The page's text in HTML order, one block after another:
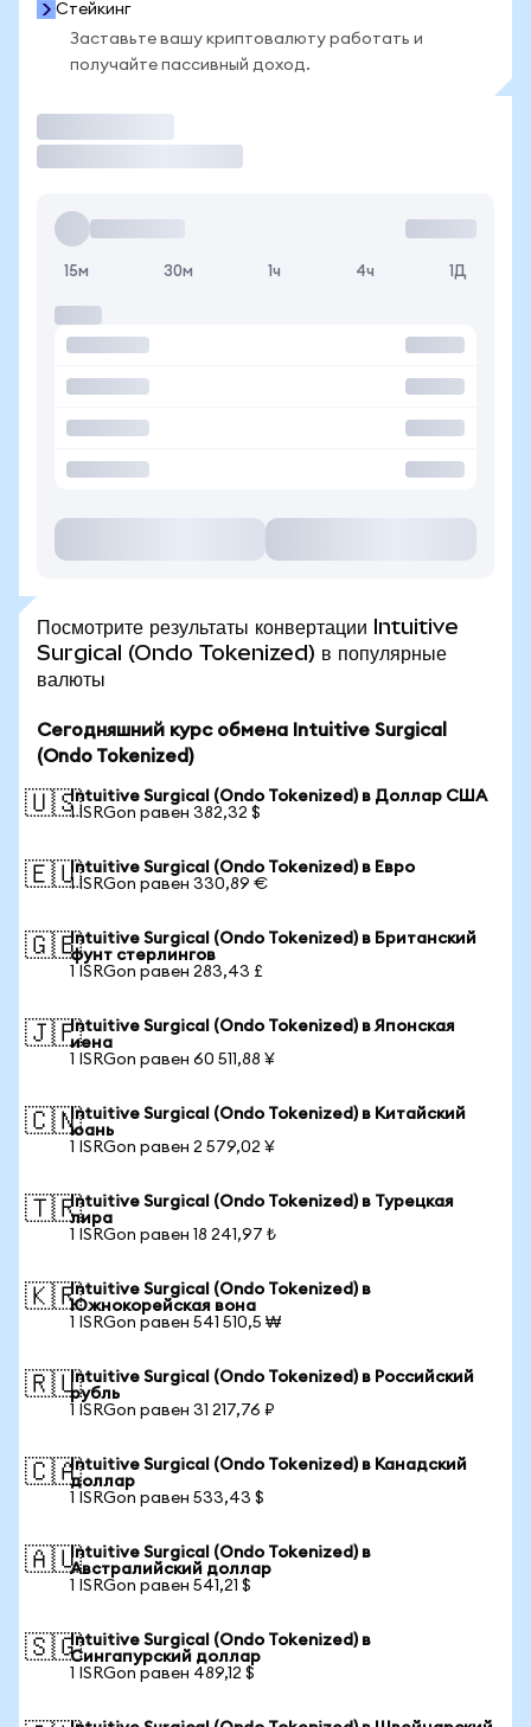
Стейкинг
Заставьте вашу криптовалюту работать и
получайте пассивный доход.
15м 30м 1ч 4ч 1Д
Посмотрите результаты конвертации Intuitive
Surgical (Ondo Tokenized) в популярные
валюты
Сегодняшний курс обмена Intuitive Surgical
(Ondo Tokenized)
🇺🇸Intuitive Surgical (Ondo Tokenized) в Доллар США
1 ISRGon равен 382,32 $
🇪🇺Intuitive Surgical (Ondo Tokenized) в Евро
1 ISRGon равен 330,89 €
🇬🇧Intuitive Surgical (Ondo Tokenized) в Британский
фунт стерлингов
1 ISRGon равен 283,43 £
🇯🇵Intuitive Surgical (Ondo Tokenized) в Японская
иена
1 ISRGon равен 60 511,88 ¥
🇨🇳Intuitive Surgical (Ondo Tokenized) в Китайский
юань
1 ISRGon равен 2 579,02 ¥
🇹🇷Intuitive Surgical (Ondo Tokenized) в Турецкая
лира
1 ISRGon равен 18 241,97 ₺
🇰🇷Intuitive Surgical (Ondo Tokenized) в
Южнокорейская вона
1 ISRGon равен 541 510,5 ₩
🇷🇺Intuitive Surgical (Ondo Tokenized) в Российский
рубль
1 ISRGon равен 31 217,76 ₽
🇨🇦Intuitive Surgical (Ondo Tokenized) в Канадский
доллар
1 ISRGon равен 533,43 $
🇦🇺Intuitive Surgical (Ondo Tokenized) в
Австралийский доллар
1 ISRGon равен 541,21 $
🇸🇬Intuitive Surgical (Ondo Tokenized) в
Сингапурский доллар
1 ISRGon равен 489,12 $